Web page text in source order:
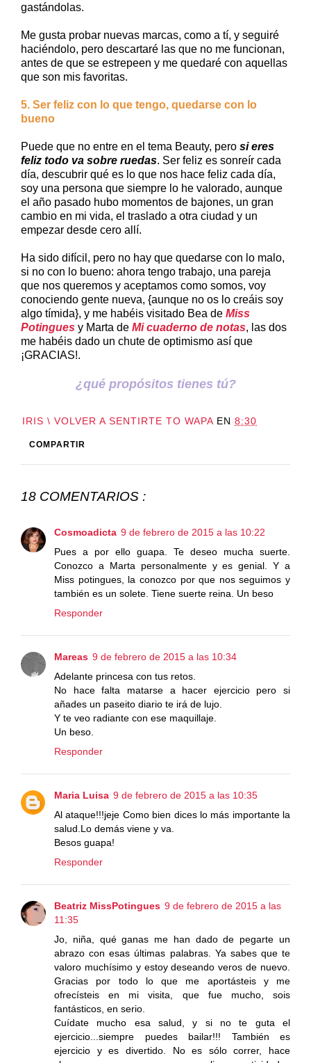
gastándolas.
Me gusta probar nuevas marcas, como a tí, y seguiré
haciéndolo, pero descartaré las que no me funcionan,
antes de que se estrepeen y me quedaré con aquellas
que son mis favoritas.
5. Ser feliz con lo que tengo, quedarse con lo
bueno
Puede que no entre en el tema Beauty, pero si eres
feliz todo va sobre ruedas. Ser feliz es sonreír cada
día, descubrir qué es lo que nos hace feliz cada día,
soy una persona que siempre lo he valorado, aunque
el año pasado hubo momentos de bajones, un gran
cambio en mi vida, el traslado a otra ciudad y un
empezar desde cero allí.
Ha sido difícil, pero no hay que quedarse con lo malo,
si no con lo bueno: ahora tengo trabajo, una pareja
que nos queremos y aceptamos como somos, voy
conociendo gente nueva, {aunque no os lo creáis soy
algo tímida}, y me habéis visitado Bea de Miss
Potingues y Marta de Mi cuaderno de notas, las dos
me habéis dado un chute de optimismo así que
¡GRACIAS!.
¿qué propósitos tienes tú?
IRIS \ VOLVER A SENTIRTE TO WAPA EN 8:30
COMPARTIR
18 COMENTARIOS :
Cosmoadicta 9 de febrero de 2015 a las 10:22
Pues a por ello guapa. Te deseo mucha suerte.
Conozco a Marta personalmente y es genial. Y a
Miss potingues, la conozco por que nos seguimos y
también es un solete. Tiene suerte reina. Un beso
Responder
Mareas 9 de febrero de 2015 a las 10:34
Adelante princesa con tus retos.
No hace falta matarse a hacer ejercicio pero si
añades un paseito diario te irá de lujo.
Y te veo radiante con ese maquillaje.
Un beso.
Responder
Maria Luisa 9 de febrero de 2015 a las 10:35
Al ataque!!!jeje Como bien dices lo más importante la
salud.Lo demás viene y va.
Besos guapa!
Responder
Beatriz MissPotingues 9 de febrero de 2015 a las
11:35
Jo, niña, qué ganas me han dado de pegarte un
abrazo con esas últimas palabras. Ya sabes que te
valoro muchísimo y estoy deseando veros de nuevo.
Gracias por todo lo que me aportásteis y me
ofrecísteis en mi visita, que fue mucho, sois
fantásticos, en serio.
Cuídate mucho esa salud, y si no te guta el
ejercicio...siempre puedes bailar!!! También es
ejercicio y es divertido. No es sólo correr, hace